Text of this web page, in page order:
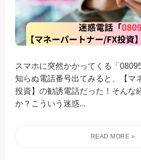
スマホに突然かかってくる「
知らぬ電話番号出てみると、【マ
投資】の勧誘電話だった！そんな
か？こういう迷惑...